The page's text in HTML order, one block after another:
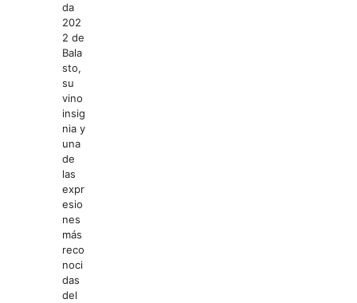
da
202
2 de
Bala
sto,
su
vino
insig
nia y
una
de
las
expr
esio
nes
más
reco
noci
das
del